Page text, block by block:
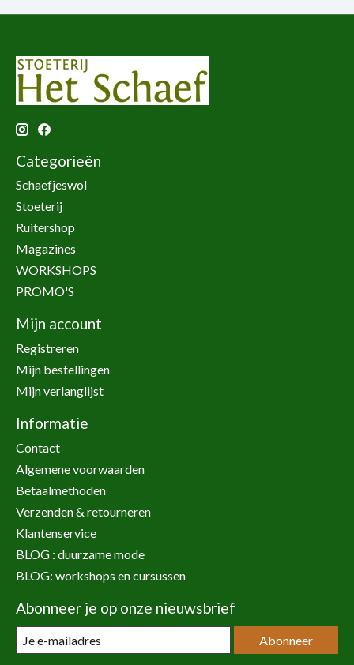
Categorieën
Schaefjeswol
Stoeterij
Ruitershop
Magazines
WORKSHOPS
PROMO'S
Mijn account
Registreren
Mijn bestellingen
Mijn verlanglijst
Informatie
Contact
Algemene voorwaarden
Betaalmethoden
Verzenden & retourneren
Klantenservice
BLOG : duurzame mode
BLOG: workshops en cursussen
Abonneer je op onze nieuwsbrief
Abonneer